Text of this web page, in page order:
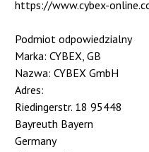
https://www.cybex-
Podmiot odpowiedzialny
Marka: CYBEX, GB
Nazwa: CYBEX GmbH
Adres:
Riedingerstr. 18 95448
Bayreuth Bayern
Germany